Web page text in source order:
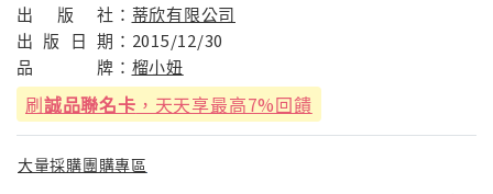
出 版 社： 蒂欣有限公司
出 版 日 期： 2015/12/30
品
牌： 榴小妞
刷誠品聯名卡 ，天天享最高7%回饋
大量採購團購專區